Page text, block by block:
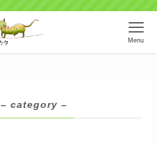
Menu
– category –